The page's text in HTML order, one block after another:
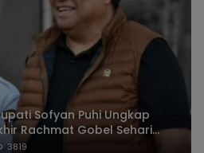
Sofyan Puhi Ungkap
Rachmat Gobel Sehari
3819